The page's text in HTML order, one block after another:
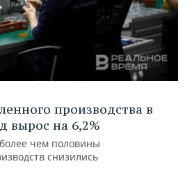
производства в
вырос на 6,2%
чем половины
снизились